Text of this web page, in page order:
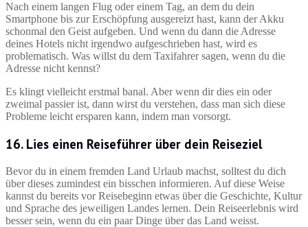
Nach einem langen Flug oder einem Tag, an dem du dein
Smartphone bis zur Erschöpfung ausgereizt hast, kann der Akku
schonmal den Geist aufgeben. Und wenn du dann die Adresse
deines Hotels nicht irgendwo aufgeschrieben hast, wird es
problematisch. Was willst du dem Taxifahrer sagen, wenn du die
Adresse nicht kennst?
Es klingt vielleicht erstmal banal. Aber wenn dir dies ein oder
zweimal passier ist, dann wirst du verstehen, dass man sich diese
Probleme leicht ersparen kann, indem man vorsorgt.
16. Lies einen Reiseführer über dein Reiseziel
Bevor du in einem fremden Land Urlaub machst, solltest du dich
über dieses zumindest ein bisschen informieren. Auf diese Weise
kannst du bereits vor Reisebeginn etwas über die Geschichte, Kultur
und Sprache des jeweiligen Landes lernen. Dein Reiseerlebnis wird
besser sein, wenn du ein paar Dinge über das Land weisst.